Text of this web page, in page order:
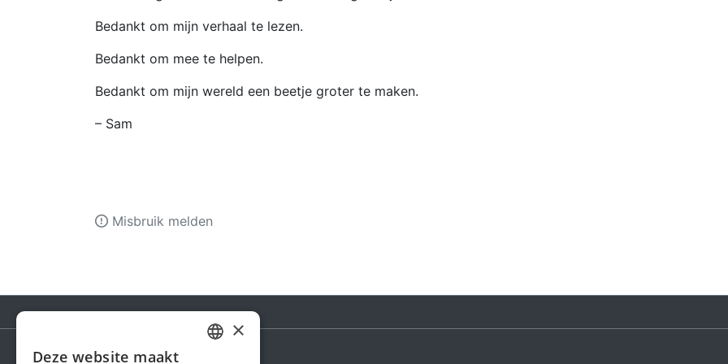
Bedankt om mijn verhaal te lezen.
Bedankt om mee te helpen.
Bedankt om mijn wereld een beetje groter te maken.
– Sam
Misbruik melden
×
Deze website maakt